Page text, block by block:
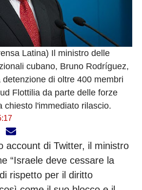
Latina) Il ministro delle
cubano, Bruno Rodríguez,
detenzione di oltre 400 membri
Flottilia da parte delle forze
chiesto l'immediato rilascio.
account di Twitter, il ministro
“Israele deve cessare la
rispetto per il diritto